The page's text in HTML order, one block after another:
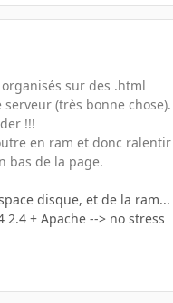
sur des .html
(très bonne chose).
!!!
en ram et donc
bas de la page.
disque, et de la
+ Apache --> no stress